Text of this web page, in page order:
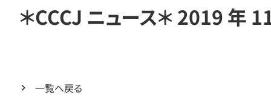
＊CCCJ ニュース＊ 2019 年
一覧へ戻る